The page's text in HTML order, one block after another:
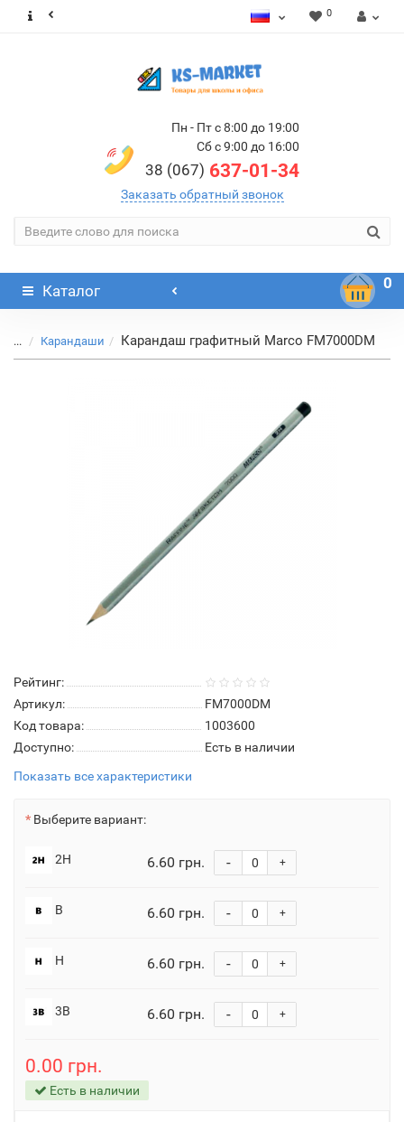
0
Пн - Пт с 8:00 до 19:00
Сб с 9:00 до 16:00
38 (067) 637-01-34
Заказать обратный звонок
Каталог 0
... Карандаши Карандаш графитный Marco FM7000DM
Рейтинг:
Артикул:
FM7000DM
Код товара:
1003600
Доступно:
Есть в наличии
Показать все характеристики
Выберите вариант:
2H 6.60 грн. +
-
B 6.60 грн. +
-
H 6.60 грн. +
-
3B 6.60 грн. +
-
0.00 грн.
Есть в наличии